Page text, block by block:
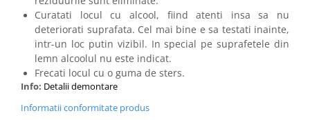
Curatati locul cu alcool, fiind atenti insa sa nu
deteriorati suprafata. Cel mai bine e sa testati inainte,
intr-un loc putin vizibil. In special pe suprafetele din
lemn alcoolul nu este indicat.
Frecati locul cu o guma de sters.
Info: Detalii demontare
Informatii conformitate produs